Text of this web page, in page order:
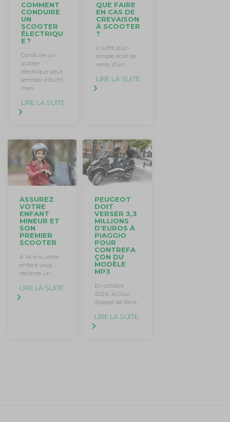
COMMENT
CONDUIRE
UN
SCOOTER
ÉLECTRIQU
E ?
Conduire un
scooter
électrique peut
sembler intuitif,
mais
LIRE LA SUITE
QUE FAIRE
EN CAS DE
CREVAISON
À SCOOTER
?
Il suffit d’un
simple éclat de
verre, d’un
LIRE LA SUITE
ASSUREZ
VOTRE
ENFANT
MINEUR ET
SON
PREMIER
SCOOTER
A 14 ans, votre
enfant vous
réclame un
LIRE LA SUITE
PEUGEOT
DOIT
VERSER 3,3
MILLIONS
D’EUROS À
PIAGGIO
POUR
CONTREFA
ÇON DU
MODÈLE
MP3
En octobre
2024, la Cour
d’appel de Paris
LIRE LA SUITE